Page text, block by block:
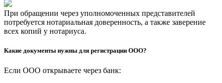
При обращении через уполномоченных представителей
потребуется нотариальная доверенность, а также заверение
всех копий у нотариуса.
Какие документы нужны для регистрации ООО?
Если ООО открываете через банк: